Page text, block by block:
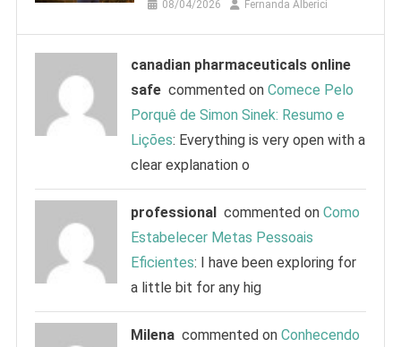
08/04/2026 Fernanda Alberici
canadian pharmaceuticals online
safe commented onComece Pelo
Porquê de Simon Sinek: Resumo e
Lições: Everything is very open with a
clear explanation o
professional commented onComo
Estabelecer Metas Pessoais
Eficientes: I have been exploring for
a little bit for any hig
Milena commented onConhecendo